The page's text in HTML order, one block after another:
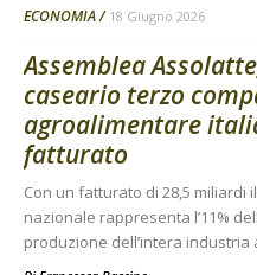
ECONOMIA 18 Giugno 2026
Assemblea
caseario terzo
agroalimentare
fatturato
Con un fatturato di 28,5 miliardi
nazionale rappresenta l’11%
produzione dell’intera